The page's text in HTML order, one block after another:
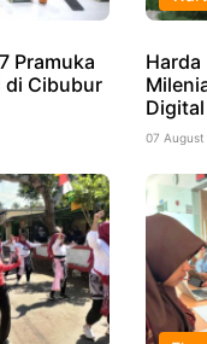
Pramuka
di Cibubur
Digital
07 August